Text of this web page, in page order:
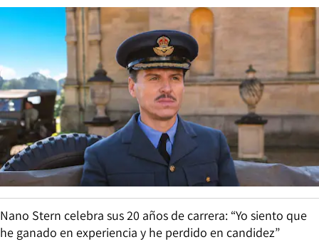
Nano Stern celebra sus 20 años de carrera: “Yo siento que
he ganado en experiencia y he perdido en candidez”